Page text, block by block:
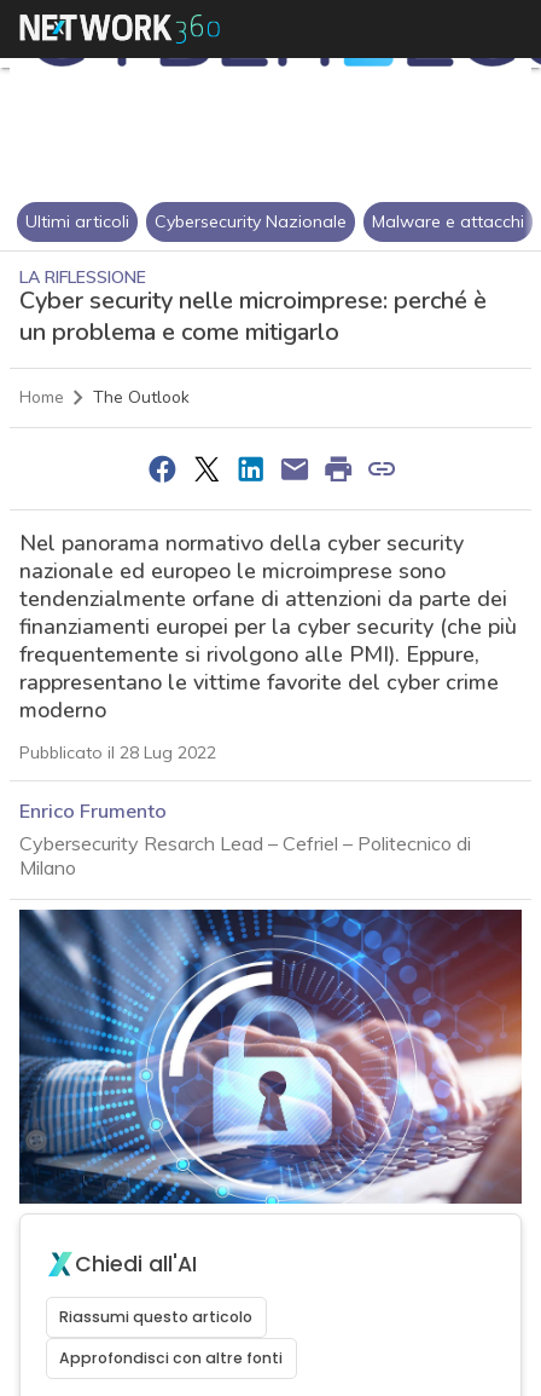
Ultimi articoli Cybersecurity Nazionale Malware e attacchi
LA RIFLESSIONE
Cyber security nelle microimprese: perché è
un problema e come mitigarlo
Home The Outlook
Nel panorama normativo della cyber security
nazionale ed europeo le microimprese sono
tendenzialmente orfane di attenzioni da parte dei
finanziamenti europei per la cyber security (che più
frequentemente si rivolgono alle PMI). Eppure,
rappresentano le vittime favorite del cyber crime
moderno
Pubblicato il 28 Lug 2022
Enrico Frumento
Cybersecurity Resarch Lead – Cefriel – Politecnico di
Milano
Chiedi all'AI
Riassumi questo articolo
Approfondisci con altre fonti